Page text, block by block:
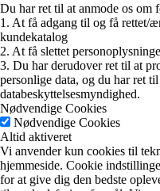
Du har ret til at anmode os om
1. At få adgang til og få rettet/
kundekatalog
2. At få slettet
3. Du har derudover ret til at
personlige data, og du har ret
databeskyttelsesmyndighed.
Nødvendige Cookies
Nødvendige Cookies
Altid aktiveret
Vi anvender kun cookies til
hjemmeside. Cookie
for at give dig den bedste